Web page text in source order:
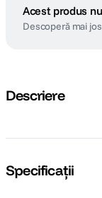
Acest produs
Descoperă mai
Descriere
Specificații